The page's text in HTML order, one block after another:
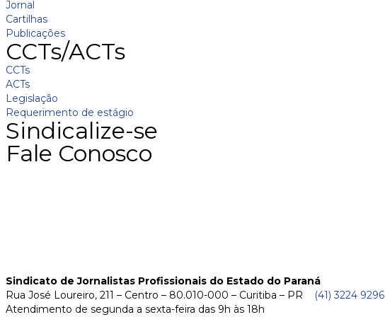
Jornal
Cartilhas
Publicações
CCTs/ACTs
CCTs
ACTs
Legislação
Requerimento de estágio
Sindicalize-se
Fale Conosco
Sindicato de Jornalistas Profissionais do Estado do Paraná
Rua José Loureiro, 211 – Centro – 80.010-000 – Curitiba – PR
(41) 3224 9296
Atendimento de segunda a sexta-feira das 9h às 18h